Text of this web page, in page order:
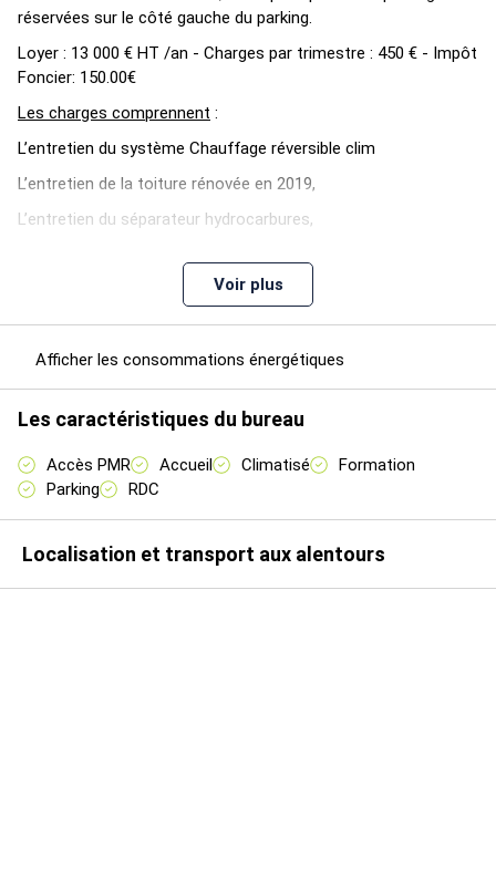
réservées sur le côté gauche du parking.
Loyer : 13 000 € HT /an - Charges par trimestre : 450 € - Impôt
Foncier: 150.00€
Les charges comprennent :
L’entretien du système Chauffage réversible clim
L’entretien de la toiture rénovée en 2019,
L’entretien du séparateur hydrocarbures,
Voir plus
Afficher les consommations énergétiques
Les caractéristiques du bureau
Accès PMR Accueil Climatisé
Formation
Parking
RDC
Localisation et transport aux alentours